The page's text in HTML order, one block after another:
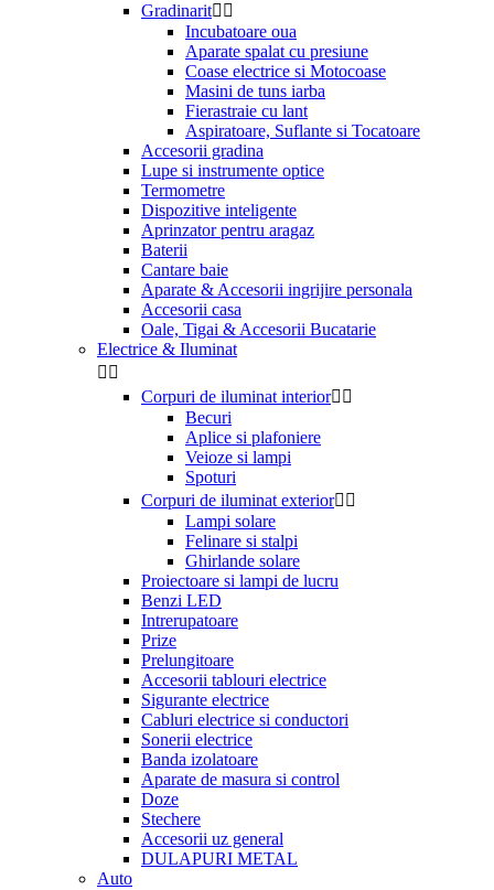
Gradinarit 
Incubatoare oua
Aparate spalat cu presiune
Coase electrice si Motocoase
Masini de tuns iarba
Fierastraie cu lant
Aspiratoare, Suflante si Tocatoare
Accesorii gradina
Lupe si instrumente optice
Termometre
Dispozitive inteligente
Aprinzator pentru aragaz
Baterii
Cantare baie
Aparate & Accesorii ingrijire personala
Accesorii casa
Oale, Tigai & Accesorii Bucatarie
Electrice & Iluminat
 
Corpuri de iluminat interior 
Becuri
Aplice si plafoniere
Veioze si lampi
Spoturi
Corpuri de iluminat exterior 
Lampi solare
Felinare si stalpi
Ghirlande solare
Proiectoare si lampi de lucru
Benzi LED
Intrerupatoare
Prize
Prelungitoare
Accesorii tablouri electrice
Sigurante electrice
Cabluri electrice si conductori
Sonerii electrice
Banda izolatoare
Aparate de masura si control
Doze
Stechere
Accesorii uz general
DULAPURI METAL
Auto